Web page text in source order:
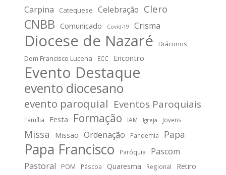
Carpina Catequese Celebração Clero
CNBB Comunicado Covid-19 Crisma
Diocese de Nazaré
Diáconos
Dom Francisco Lucena
ECC Encontro
Evento Destaque
evento diocesano
evento paroquial Eventos Paroquiais
Família Festa Formação IAM Igreja Jovens
Missa Missão Ordenação Pandemia Papa
Papa Francisco Paróquia
Pascom
Pastoral
POM Páscoa Quaresma Regional Retiro